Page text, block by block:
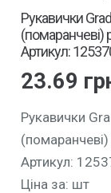
Рукавички
Артикул:
23.69
Рукавички
Артикул:
Ціна за: шт